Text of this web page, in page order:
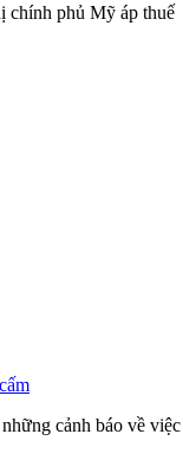
chính phủ Mỹ áp thuế
cảnh báo về việc